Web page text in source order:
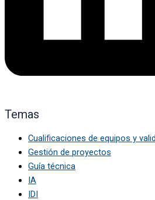
Temas
Cualificaciones de equipos y
Gestión de proyectos
Guía técnica
IA
IDI